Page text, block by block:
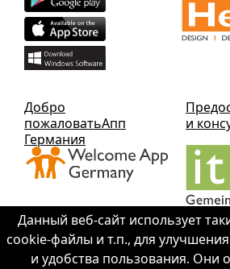
Данный веб-сайт использует
cookie-файлы и т.п., для
и удобства пользования. Они
Добро
пожаловатьАпп
Германия
и